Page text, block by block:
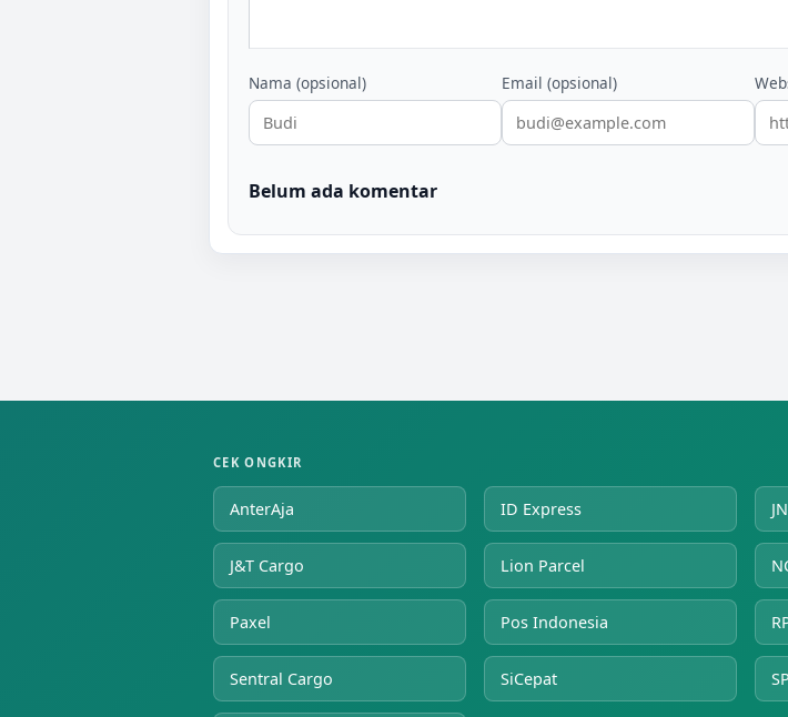
Nama (opsional) Email (opsional)
Belum ada komentar
CEK ONGKIR
AnterAja ID Express
J&T Cargo Lion Parcel
Paxel Pos Indonesia
Sentral Cargo SiCepat